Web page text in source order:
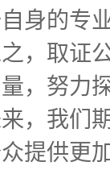
身的专
，取证
，努力
，我们
提供更